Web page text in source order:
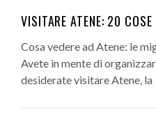
VISITARE ATENE: 20 COSE
Cosa vedere ad Atene: le
Avete in mente di
desiderate visitare Atene, la